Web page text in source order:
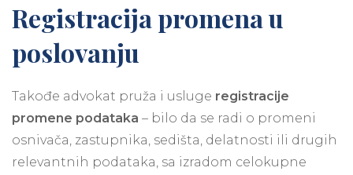
Registracija promena u
poslovanju
Takođe advokat pruža i usluge registracije
promene podataka – bilo da se radi o promeni
osnivača, zastupnika, sedišta, delatnosti ili drugih
relevantnih podataka, sa izradom celokupne